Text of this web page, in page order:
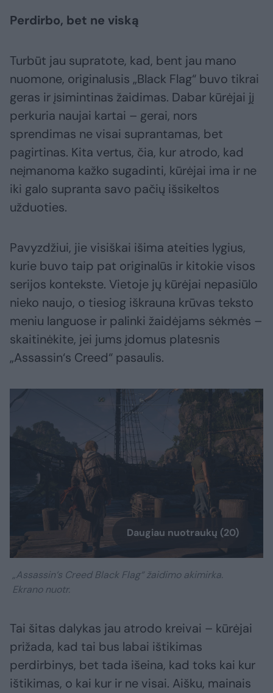
Perdirbo, bet ne viską
Turbūt jau supratote, kad, bent jau mano
nuomone, originalusis „Black Flag“ buvo tikrai
geras ir įsimintinas žaidimas. Dabar kūrėjai jį
perkuria naujai kartai – gerai, nors
sprendimas ne visai suprantamas, bet
pagirtinas. Kita vertus, čia, kur atrodo, kad
neįmanoma kažko sugadinti, kūrėjai ima ir ne
iki galo supranta savo pačių išsikeltos
užduoties.
Pavyzdžiui, jie visiškai išima ateities lygius,
kurie buvo taip pat originalūs ir kitokie visos
serijos kontekste. Vietoje jų kūrėjai nepasiūlo
nieko naujo, o tiesiog iškrauna krūvas teksto
meniu languose ir palinki žaidėjams sėkmės –
skaitinėkite, jei jums įdomus platesnis
„Assassin‘s Creed“ pasaulis.
Daugiau nuotraukų (20)
„Assassin‘s Creed Black Flag“ žaidimo akimirka.
Ekrano nuotr.
Tai šitas dalykas jau atrodo kreivai – kūrėjai
prižada, kad tai bus labai ištikimas
perdirbinys, bet tada išeina, kad toks kai kur
ištikimas, o kai kur ir ne visai. Aišku, mainais